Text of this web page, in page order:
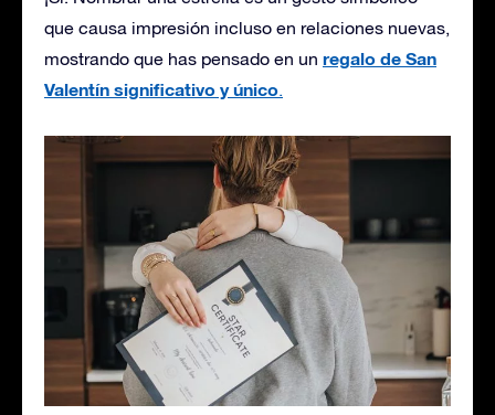
que causa impresión incluso en relaciones nuevas,
mostrando que has pensado en un regalo de San
Valentín significativo y único